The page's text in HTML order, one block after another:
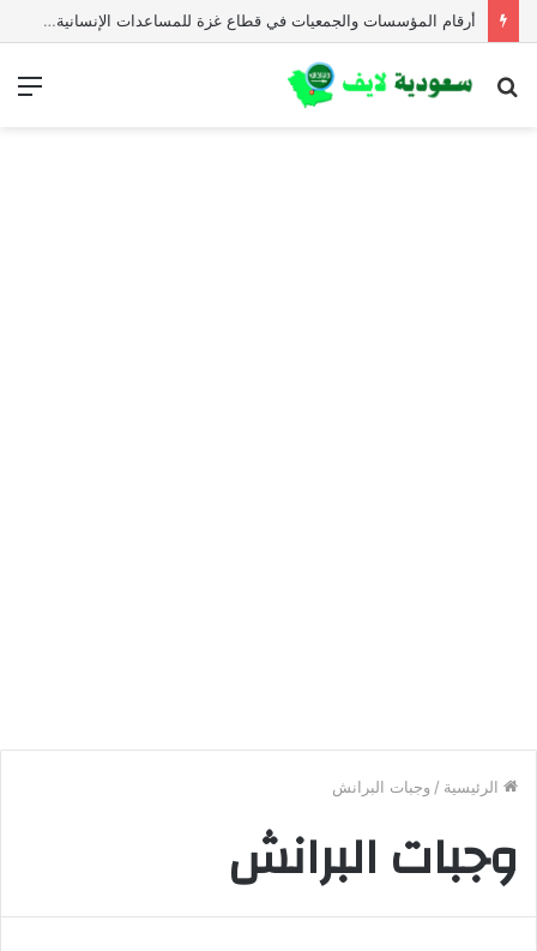
أرقام المؤسسات والجمعيات في قطاع غزة للمساعدات الإنسانية العاجلة
بحث
الرئيسية / وجبات البرانش
وجبات البرانش